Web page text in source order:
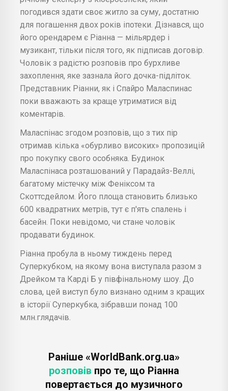
погодився здати своє житло за суму, достатню
для погашення двох років іпотеки. Дізнався, що
його орендарем є Ріанна — мільярдер і
музикант, тільки після того, як підписав договір.
Чоловік з радістю розповів про бурхливе
захоплення, яке зазнала його дочка-підліток.
Представник Ріанни, як і Спайро Маласпинас
поки вважають за краще утриматися від
коментарів.
Маласпінас згодом розповів, що з тих пір
отримав кілька «обурливо високих» пропозицій
про покупку свого особняка. Будинок
Маласпінаса розташований у Парадайз-Веллі,
багатому містечку між Феніксом та
Скоттсдейлом. Його площа становить близько
600 квадратних метрів, тут є п'ять спалень і
басейн. Поки невідомо, чи стане чоловік
продавати будинок.
Ріанна пробула в ньому тиждень перед
Суперкубком, на якому вона виступала разом з
Дрейком та Карді Б у півфінальному шоу. До
слова, цей виступ було визнано одним з кращих
в історії Суперкубка, зібравши понад 100
млн.глядачів.
Раніше «WorldBank.org.ua»
розповів про те, що Ріанна
повертається до музичного